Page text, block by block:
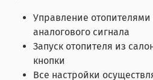
Управление
аналогового сигнала
Запуск отопителя из
кнопки
Все настройки